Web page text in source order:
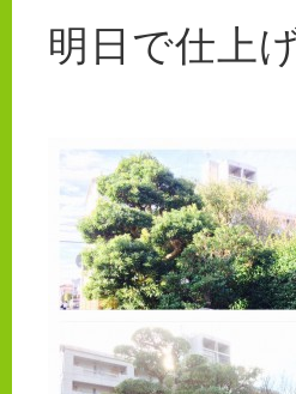
明日で仕上